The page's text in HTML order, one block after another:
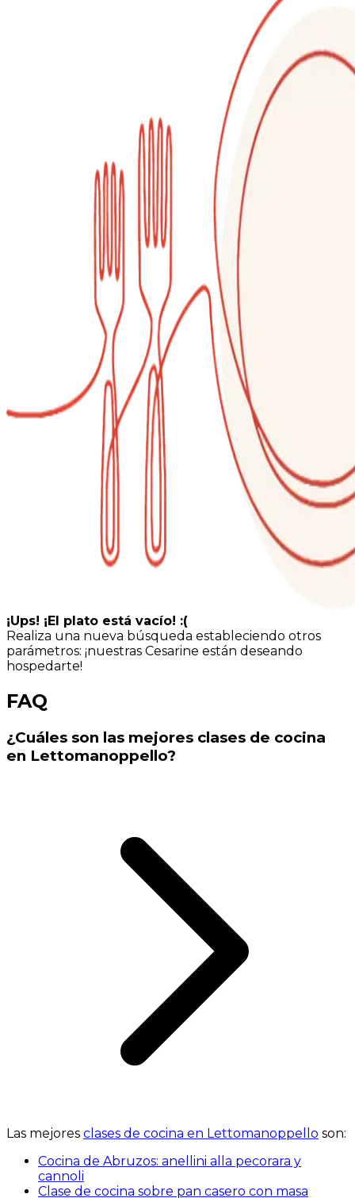
¡Ups! ¡El plato está vacío! :(
Realiza una nueva búsqueda estableciendo otros
parámetros: ¡nuestras Cesarine están deseando
hospedarte!
FAQ
¿Cuáles son las mejores clases de cocina
en Lettomanoppello?
Las mejores clases de cocina en Lettomanoppello son:
Cocina de Abruzos: anellini alla pecorara y
cannoli
Clase de cocina sobre pan casero con masa